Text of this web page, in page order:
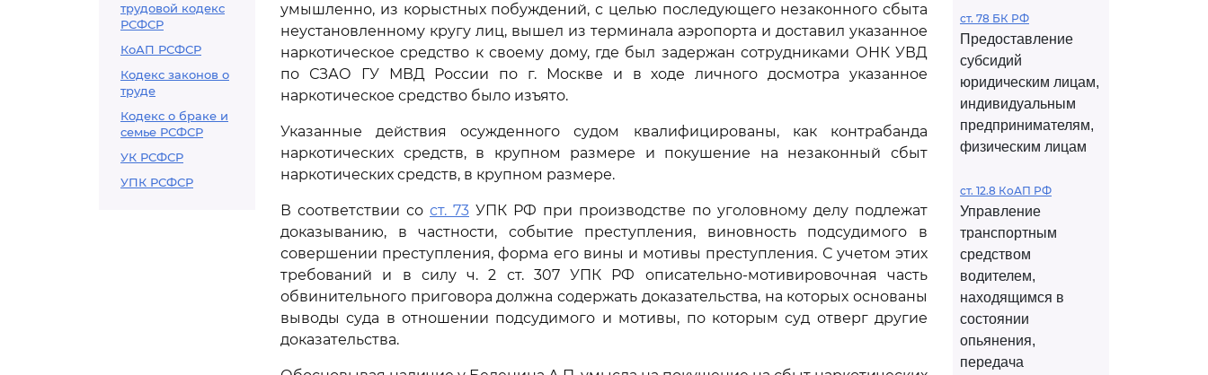
трудовой кодекс
РСФСР
КоАП РСФСР
Кодекс законов о
труде
Кодекс о браке и
семье РСФСР
УК РСФСР
УПК РСФСР
умышленно, из корыстных побуждений, с целью последующего незаконного сбыта
неустановленному кругу лиц, вышел из терминала аэропорта и доставил указанное
наркотическое средство к своему дому, где был задержан сотрудниками ОНК УВД
по СЗАО ГУ МВД России по г. Москве и в ходе личного досмотра указанное
наркотическое средство было изъято.
Указанные действия осужденного судом квалифицированы, как контрабанда
наркотических средств, в крупном размере и покушение на незаконный сбыт
наркотических средств, в крупном размере.
В соответствии со ст. 73 УПК РФ при производстве по уголовному делу подлежат
доказыванию, в частности, событие преступления, виновность подсудимого в
совершении преступления, форма его вины и мотивы преступления. С учетом этих
требований и в силу ч. 2 ст. 307 УПК РФ описательно-мотивировочная часть
обвинительного приговора должна содержать доказательства, на которых основаны
выводы суда в отношении подсудимого и мотивы, по которым суд отверг другие
доказательства.
ст. 78 БК РФ
Предоставление
субсидий
юридическим лицам,
индивидуальным
предпринимателям,
физическим лицам
ст. 12.8 КоАП РФ
Управление
транспортным
средством
водителем,
находящимся в
состоянии
опьянения,
передача